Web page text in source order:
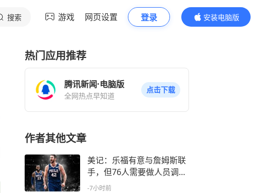
搜索 游戏 网页设置 登录
安装电脑版
内容更精彩
热门应用推荐
腾讯新闻·电脑版
全网热点早知道
点击下载
作者其他文章
美记：乐福有意与詹姆斯联
手，但76人需要做人员调整
才有空间
-7小时前